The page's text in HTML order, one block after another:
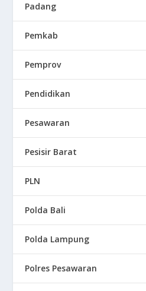
Padang
Pemkab
Pemprov
Pendidikan
Pesawaran
Pesisir Barat
PLN
Polda Bali
Polda Lampung
Polres Pesawaran